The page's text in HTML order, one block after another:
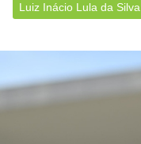
Luiz Inácio Lula da Silva